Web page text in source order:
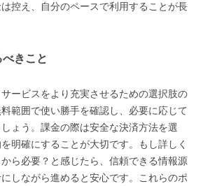
控え、自分のペースで利用することが長
きこと
ービスをより充実させるための選択肢の
範囲で使い勝手を確認し、必要に応じて
ょう。課金の際は安全な決済方法を選
明確にすることが大切です。もし詳しく
ら必要？と感じたら、信頼できる情報源
しながら進めると安心です。これらのポ